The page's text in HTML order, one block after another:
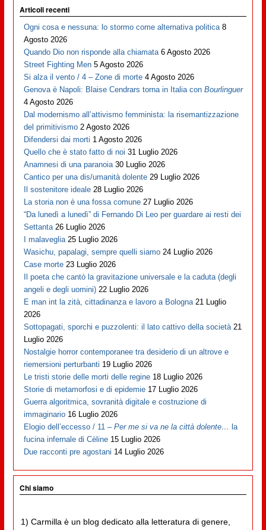
Articoli recenti
Ogni cosa e nessuna: lo stormo come alternativa politica 8
Agosto 2026
Quando Dio non risponde alla chiamata 6 Agosto 2026
Street Fighting Men 5 Agosto 2026
Si alza il vento / 4 – Zone di morte 4 Agosto 2026
Genova è Napoli: Blaise Cendrars torna in Italia conBourlinguer
4 Agosto 2026
Dal modernismo all’attivismo femminista: la risemantizzazione
del primitivismo 2 Agosto 2026
Difendersi dai morti 1 Agosto 2026
Quello che è stato fatto di noi 31 Luglio 2026
Anamnesi di una paranoia 30 Luglio 2026
Cantico per una dis/umanità dolente 29 Luglio 2026
Il sostenitore ideale 28 Luglio 2026
La storia non è una fossa comune 27 Luglio 2026
“Da lunedì a lunedì” di Fernando Di Leo per guardare ai resti dei
Settanta 26 Luglio 2026
I malaveglia 25 Luglio 2026
Wasichu, papalagi, sempre quelli siamo 24 Luglio 2026
Case morte 23 Luglio 2026
Il poeta che cantò la gravitazione universale e la caduta (degli
angeli e degli uomini) 22 Luglio 2026
E man int la zità, cittadinanza e lavoro a Bologna 21 Luglio
2026
Sottopagati, sporchi e puzzolenti: il lato cattivo della società 21
Luglio 2026
Nostalgie horror contemporanee tra desiderio di un altrove e
riemersioni perturbanti 19 Luglio 2026
Le tristi storie delle morti delle regine 18 Luglio 2026
Storie di metamorfosi e di epidemie 17 Luglio 2026
Guerra algoritmica, sovranità digitale e costruzione di
immaginario 16 Luglio 2026
Elogio dell’eccesso / 11 –Per me si va ne la città dolente… la
fucina infernale di Cèline 15 Luglio 2026
Due racconti pre agostani 14 Luglio 2026
Chi siamo
1) Carmilla è un blog dedicato alla letteratura di genere,